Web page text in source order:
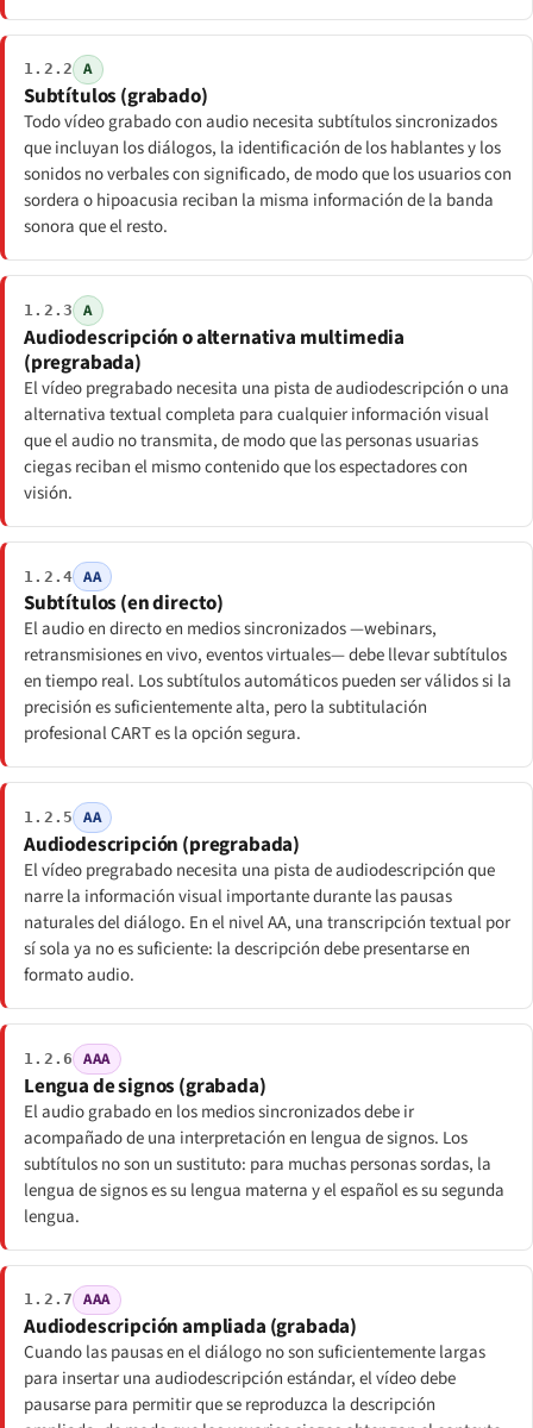
1.2.2 A
Subtítulos (grabado)
Todo vídeo grabado con audio necesita subtítulos sincronizados
que incluyan los diálogos, la identificación de los hablantes y los
sonidos no verbales con significado, de modo que los usuarios con
sordera o hipoacusia reciban la misma información de la banda
sonora que el resto.
1.2.3 A
Audiodescripción o alternativa multimedia
(pregrabada)
El vídeo pregrabado necesita una pista de audiodescripción o una
alternativa textual completa para cualquier información visual
que el audio no transmita, de modo que las personas usuarias
ciegas reciban el mismo contenido que los espectadores con
visión.
1.2.4 AA
Subtítulos (en directo)
El audio en directo en medios sincronizados —webinars,
retransmisiones en vivo, eventos virtuales— debe llevar subtítulos
en tiempo real. Los subtítulos automáticos pueden ser válidos si la
precisión es suficientemente alta, pero la subtitulación
profesional CART es la opción segura.
1.2.5 AA
Audiodescripción (pregrabada)
El vídeo pregrabado necesita una pista de audiodescripción que
narre la información visual importante durante las pausas
naturales del diálogo. En el nivel AA, una transcripción textual por
sí sola ya no es suficiente: la descripción debe presentarse en
formato audio.
1.2.6 AAA
Lengua de signos (grabada)
El audio grabado en los medios sincronizados debe ir
acompañado de una interpretación en lengua de signos. Los
subtítulos no son un sustituto: para muchas personas sordas, la
lengua de signos es su lengua materna y el español es su segunda
lengua.
1.2.7 AAA
Audiodescripción ampliada (grabada)
Cuando las pausas en el diálogo no son suficientemente largas
para insertar una audiodescripción estándar, el vídeo debe
pausarse para permitir que se reproduzca la descripción